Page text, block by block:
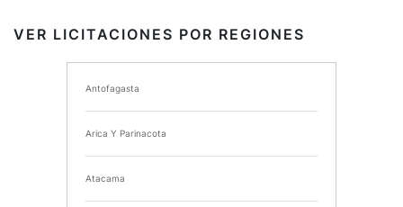
I MUNICIPALIDAD DE CHIMBARONGO
INSTITUTO NACIONAL DE DEPORTES DE CHILE
SERVICIO DE SALUD DEL MAULE HOSPITAL DE
TALCA
VER LICITACIONES POR REGIONES
Antofagasta
Arica Y Parinacota
Atacama